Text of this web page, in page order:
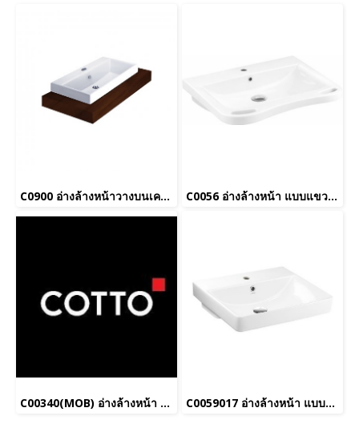
C0900 อ่างล้างหน้าวางบนเคาน์เตอร์ 1 รูก๊อก รุ่น Quado 90 C0056 อ่างล้างหน้า แบบแขวนผนัง รุ่น FLORIS
C00340(MOB) อ่างล้างหน้า แบบวางบนเคาน์เตอร์ รุ่น SENSATION ROUND (สีฟ้าด้าน)_ยกเลิกการผลิต C0059017 อ่างล้างหน้า แบบวางบนเคาน์เตอร์ รุ่น SIMPLY MODISH